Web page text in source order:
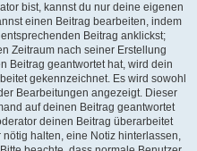
bist, kannst du nur deine eigenen
einen Beitrag bearbeiten, indem
Beitrag anklickst;
Zeitraum nach seiner Erstellung
Beitrag geantwortet hat, wird dein
gekennzeichnet. Es wird sowohl
Bearbeitungen angezeigt. Dieser
auf deinen Beitrag geantwortet
deinen Beitrag überarbeitet
halten, eine Notiz hinterlassen,